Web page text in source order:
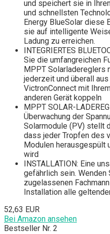
und speichert sie in
und schnellsten
Energy BlueSolar diese
sie auf intelligente
Ladung zu erreichen.
INTEGRIERTES
Sie die umfangreichen
MPPT Solarladereglers
jederzeit und überall
VictronConnect mit
anderen Gerät koppeln
MPPT SOLAR-
Überwachung der
Solarmodule (PV) stellt
dass jeder Tropfen des
Modulen herausgespült
wird
INSTALLATION: Eine
gefährlich sein.
zugelassenen
Installation alle
52,63 EUR
Bei Amazon ansehen
Bestseller Nr. 2